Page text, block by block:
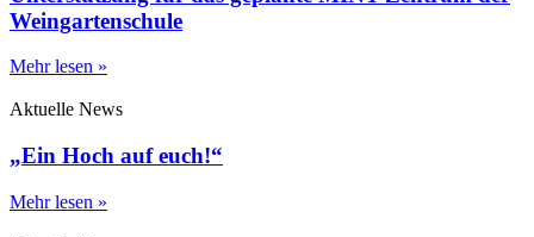
Weingartenschule
Mehr lesen »
Aktuelle News
„Ein Hoch auf euch!“
Mehr lesen »